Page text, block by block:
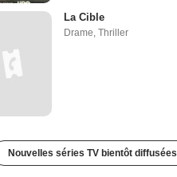
La Cible
Drame, Thriller
Nouvelles séries TV bientôt diffusées